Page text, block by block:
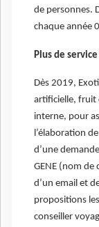
de personnes.
chaque année
Plus de service
Dès 2019,
artificielle, fruit
interne, pour
l’élaboration
d’une
GENE (nom de
d’un email et
propositions
conseiller